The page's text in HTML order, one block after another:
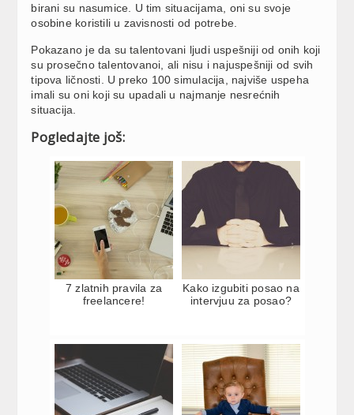
birani su nasumice. U tim situacijama, oni su svoje
osobine koristili u zavisnosti od potrebe.
Pokazano je da su talentovani ljudi uspešniji od onih koji
su prosečno talentovanoi, ali nisu i najuspešniji od svih
tipova ličnosti. U preko 100 simulacija, najviše uspeha
imali su oni koji su upadali u najmanje nesrećnih
situacija.
Pogledajte još:
7 zlatnih pravila za
freelancere!
Kako izgubiti posao na
intervjuu za posao?